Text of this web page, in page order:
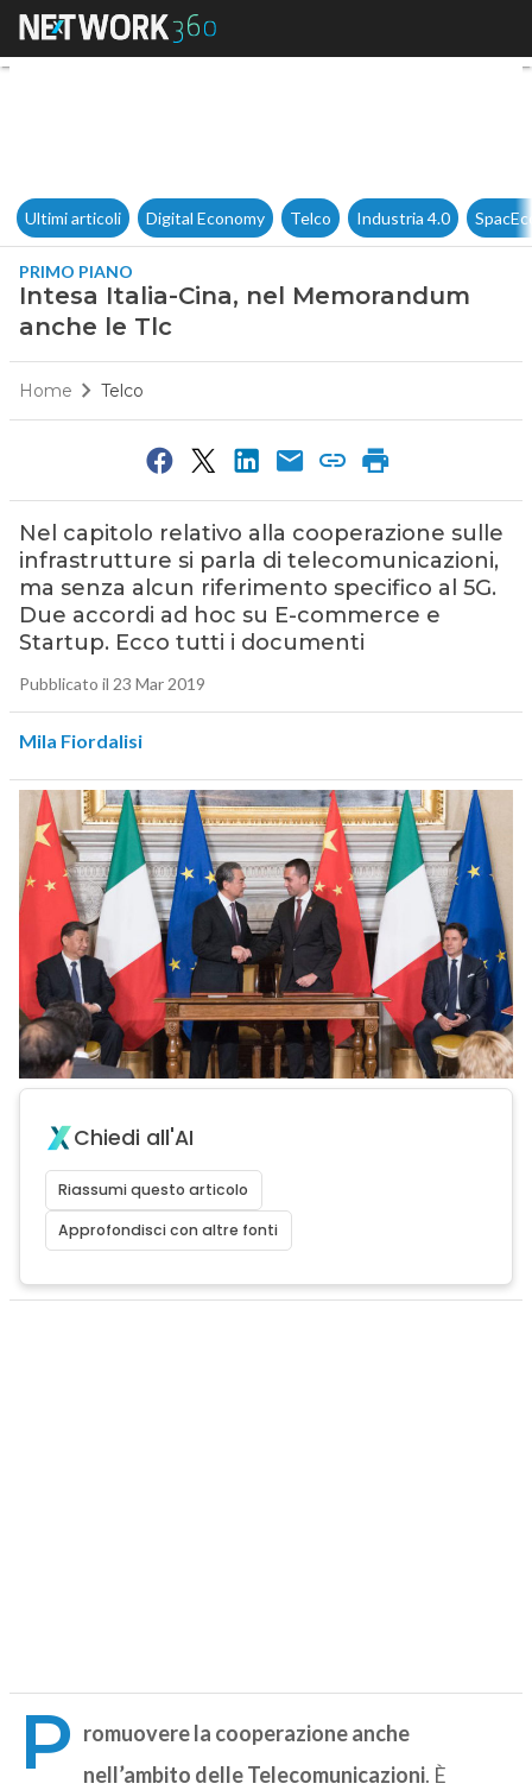
Intesa Italia-Cina, nel
Ultimi articoli Digital Economy Telco Industria 4.0
PRIMO PIANO
Intesa Italia-Cina, nel Memorandum
anche le Tlc
Home Telco
Nel capitolo relativo alla cooperazione sulle
infrastrutture si parla di telecomunicazioni,
ma senza alcun riferimento specifico al 5G.
Due accordi ad hoc su E-commerce e
Startup. Ecco tutti i documenti
Pubblicato il 23 Mar 2019
Mila Fiordalisi
Chiedi all'AI
Riassumi questo articolo
Approfondisci con altre fonti
P romuovere la cooperazione anche
nell’ambito delle Telecomunicazioni. È